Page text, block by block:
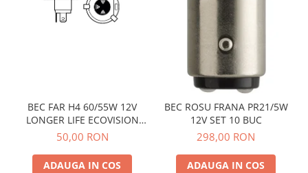
BEC FAR H4 60/55W 12V
LONGER LIFE ECOVISION
PHILIPS
50,00 RON
ADAUGA IN COS
BEC ROSU FRANA PR21/5W
12V SET 10 BUC
298,00 RON
ADAUGA IN COS